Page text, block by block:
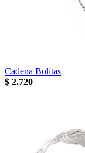
Cadena Bolitas
$ 2.720